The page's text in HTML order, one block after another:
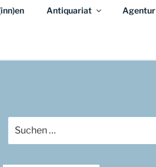
Antiquariat Agentur
nach: